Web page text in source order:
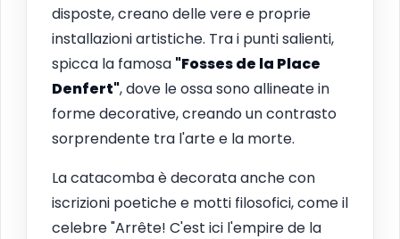
disposte, creano delle vere e proprie
installazioni artistiche. Tra i punti salienti,
spicca la famosa "Fosses de la Place
Denfert", dove le ossa sono allineate in
forme decorative, creando un contrasto
sorprendente tra l'arte e la morte.
La catacomba è decorata anche con
iscrizioni poetiche e motti filosofici, come il
celebre "Arrête! C'est ici l'empire de la